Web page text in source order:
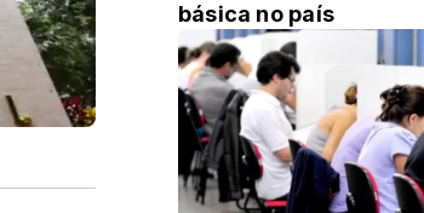
básica no país